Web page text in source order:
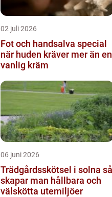
02 juli 2026
Fot och handsalva special
när huden kräver mer än en
vanlig kräm
06 juni 2026
Trädgårdsskötsel i solna så
skapar man hållbara och
välskötta utemiljöer